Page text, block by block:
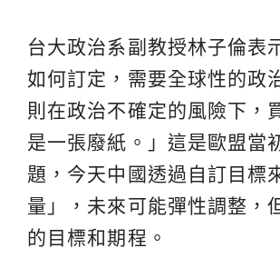
台大政治系副教授林子倫表
如何訂定，需要全球性的政
則在政治不確定的風險下，
是一張廢紙。」這是歐盟當
題，今天中國透過自訂目標
量」，未來可能彈性調整，
的目標和期程。